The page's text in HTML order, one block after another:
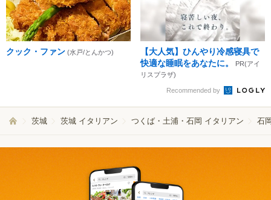
クック・ファン (水戸/とんかつ)
【大人気】ひんやり冷感寝具で
快適な睡眠をあなたに。
PR(アイ
リスプラザ)
Recommended by
茨城 茨城 イタリアン つくば・土浦・石岡 イタリアン 石